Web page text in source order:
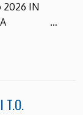
2026 IN
…
T.O.